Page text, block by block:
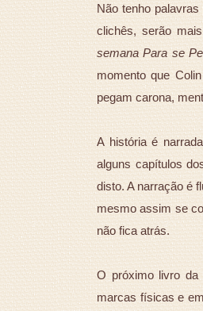
Não tenho
clichês, serão
semana Para se
momento que
pegam carona,
A história é
alguns capítulos
disto. A narração é
mesmo assim se
não fica atrás.
O próximo livro da
marcas físicas e